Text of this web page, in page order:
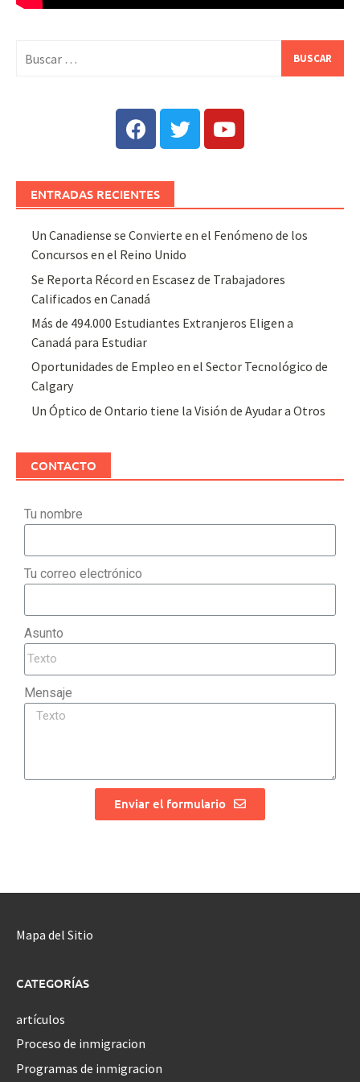
ENTRADAS RECIENTES
Un Canadiense se Convierte en el Fenómeno de los
Concursos en el Reino Unido
Se Reporta Récord en Escasez de Trabajadores
Calificados en Canadá
Más de 494.000 Estudiantes Extranjeros Eligen a
Canadá para Estudiar
Oportunidades de Empleo en el Sector Tecnológico de
Calgary
Un Óptico de Ontario tiene la Visión de Ayudar a Otros
CONTACTO
Tu nombre
Tu correo electrónico
Asunto
Mensaje
Enviar el formulario
Mapa del Sitio
CATEGORÍAS
artículos
Proceso de inmigracion
Programas de inmigracion